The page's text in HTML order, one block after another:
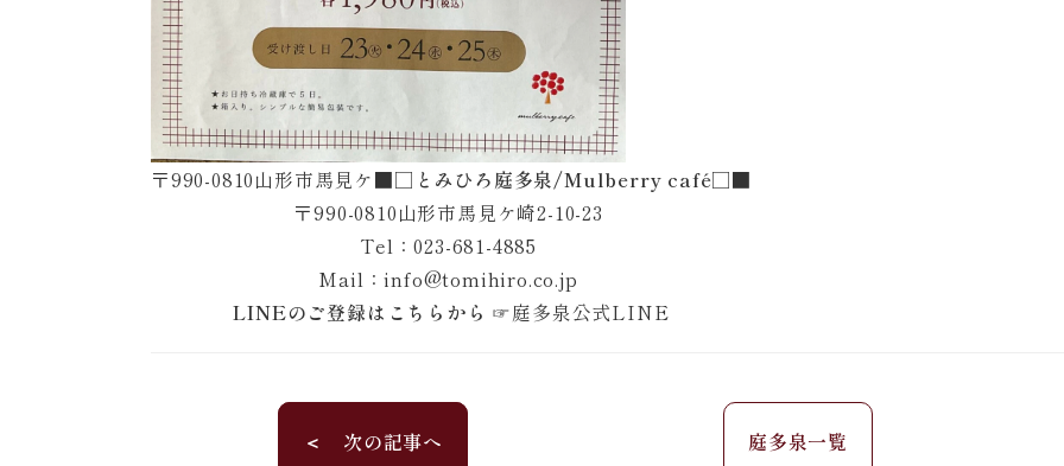
〒990-0810山形市馬見ケ■□とみひろ庭多泉/Mulberry café□■
〒990-0810山形市馬見ケ崎2-10-23
Tel：023-681-4885
Mail：info@tomihiro.co.jp
LINEのご登録はこちらから ☞庭多泉公式LINE
＜ 次の記事へ 庭多泉一覧